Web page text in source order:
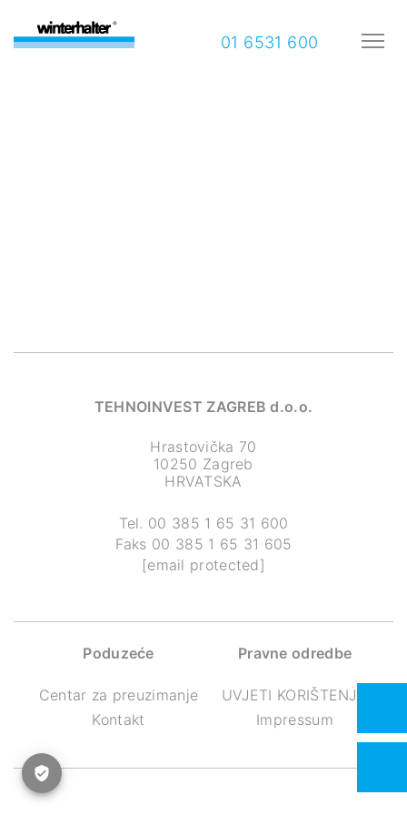
01 6531 600
TEHNOINVEST ZAGREB d.o.o.
Hrastovička 70
10250 Zagreb
HRVATSKA
Tel. 00 385 1 65 31 600
Faks 00 385 1 65 31 605
[email protected]
Poduzeće
Centar za preuzimanje
Kontakt
Pravne odredbe
UVJETI KORIŠTENJA
Impressum